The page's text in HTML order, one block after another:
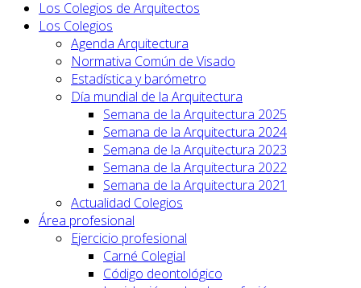
Los Colegios de Arquitectos
Los Colegios
Agenda Arquitectura
Normativa Común de Visado
Estadística y barómetro
Día mundial de la Arquitectura
Semana de la Arquitectura 2025
Semana de la Arquitectura 2024
Semana de la Arquitectura 2023
Semana de la Arquitectura 2022
Semana de la Arquitectura 2021
Actualidad Colegios
Área profesional
Ejercicio profesional
Carné Colegial
Código deontológico